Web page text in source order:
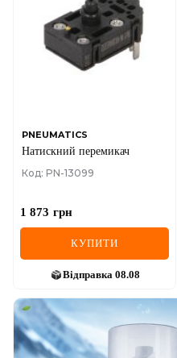
PNEUMATICS
Натискний перемикач
Код: PN-13099
1 873 грн
КУПИТИ
Відправка 08.08